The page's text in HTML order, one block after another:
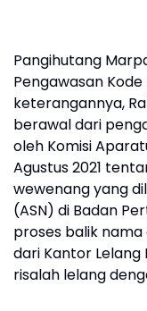
Pangihutang
Pengawasan
keterangannya,
berawal dari
oleh Komisi
Agustus 2021
wewenang yang
(ASN) di Badan
proses balik
dari Kantor
risalah lelang